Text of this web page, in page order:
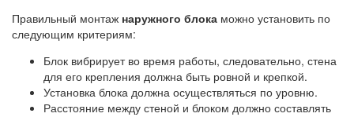
Правильный монтаж наружного блока можно установить по
следующим критериям:
Блок вибрирует во время работы, следовательно, стена
для его крепления должна быть ровной и крепкой.
Установка блока должна осуществляться по уровню.
Расстояние между стеной и блоком должно составлять